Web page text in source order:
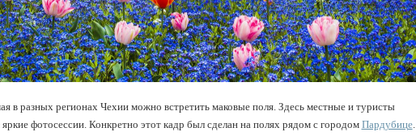
в разных регионах Чехии можно встретить маковые поля. Здесь местные и туристы
фотосессии. Конкретно этот кадр был сделан на полях рядом с городом Пардубице.